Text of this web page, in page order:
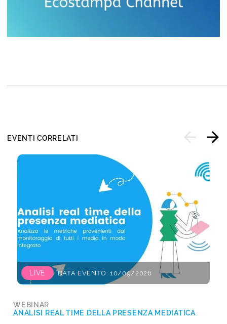
EVENTI CORRELATI
LIVE DATA EVENTO: 10/09/2026
WEBINAR
ANALISI REAL TIME DELLA PRESENZA MEDIATICA